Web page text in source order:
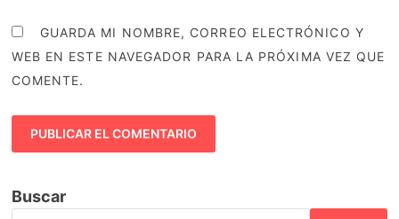
GUARDA MI NOMBRE, CORREO ELECTRÓNICO Y
WEB EN ESTE NAVEGADOR PARA LA PRÓXIMA VEZ QUE
COMENTE.
Buscar